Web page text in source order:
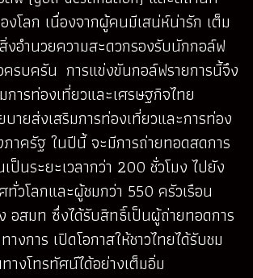
งโลก เนื่องจากผู้คนมีเสน่ห์น่ารัก เต็ม
งอำนวยความสะดวกรองรับนักกอล์ฟ
รบครัน การแข่งขันกอล์ฟรายการนี้จึง
การท่องเที่ยวและเศรษฐกิจไทย
ายส่งเสริมการท่องเที่ยวและการท่อง
ภาครัฐ ในปีนี้ จะมีการถ่ายทอดสดการ
ป็นระยะเวลากว่า 200 ชั่วโมง ไปยัง
ทั่วโลกและผู้ชมกว่า 550 ครัวเรือน
อสมท ซึ่งได้รับสิทธิ์เป็นผู้ถ่ายทอดการ
งการ เปิดโอกาสให้ชาวไทยได้รับชม
างโทรทัศน์ได้อย่างเต็มอิ่ม